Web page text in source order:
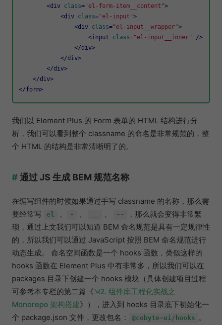
<div class="el-form-item__content">
<div class="el-input">
<div class="el-input__wrapper">
<input class="el-input__inner"
/>
</div>
</div>
</div>
</div>
</form>
我们以 Element Plus 的 Form 表单的 HTML 结构进行分
析，我们可以看到整个 classname 的命名是非常规范的，整
个 HTML 的结构是非常清晰明了的。
通过 JS 生成 BEM 规范名称
在编写组件的时候如果通过手写 classname 的名称，那么需
要经常写
el 、 - 、 、 --
，那么就会变得非常繁
琐，通过上文我们可以知道 BEM 命名规范是具有一定规律性
的，所以我们可以通过 JavaScript 按照 BEM 命名规范进行
动态生成。 命名空间函数是一个 hooks 函数，类似这样的
hooks 函数在 Element Plus 中有非常多，所以我们可以在
packages 目录下创建一个 hooks 模块（具体创建项目过程
可参考本专栏的第二篇《
2. 组件库工程化实战之
Monorepo 架构搭建》），进入到 hooks 目录底下初始化一
个 package.json 文件，更改包名：
@cobyte-ui/hooks 。